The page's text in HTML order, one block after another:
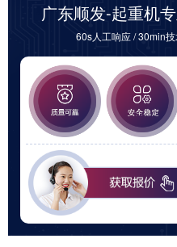
广东顺发-起重机
60s人工响应 / 30min